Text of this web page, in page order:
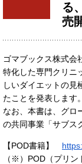
る
売
ゴマブックス株式会
特化した専門クリニ
しいダイエットの
たことを発表します。
なお、本書は、グロ
の共同事業「サブス
【POD書籍】
（※）POD（プリ